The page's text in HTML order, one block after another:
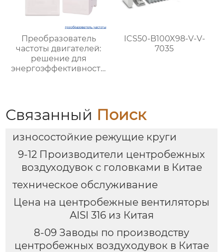
Преобразователь
частоты двигателей:
решение для
энергоэффективности
ICS50-B100X98-V-V-
7035
Связанный Поиск
износостойкие режущие круги
9-12 Производители центробежных
воздуходувок с головками в Китае
техническое обслуживание
Цена на центробежные вентиляторы
AISI 316 из Китая
8-09 Заводы по производству
центробежных воздуходувок в Китае